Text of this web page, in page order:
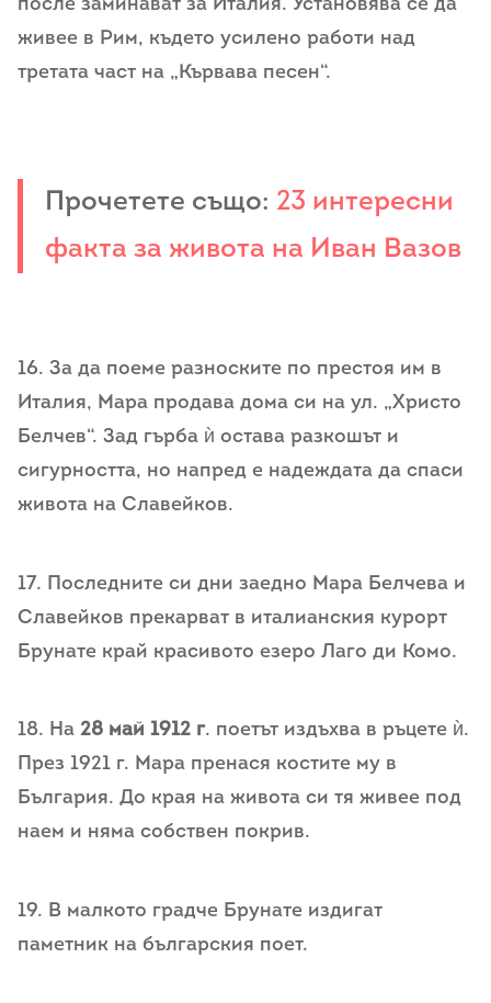
после заминават за Италия. Установява се да
живее в Рим, където усилено работи над
третата част на „Кървава песен“.
Прочетете също: 23 интересни
факта за живота на Иван Вазов
16. За да поеме разноските по престоя им в
Италия, Мара продава дома си на ул. „Христо
Белчев“. Зад гърба ѝ остава разкошът и
сигурността, но напред е надеждата да спаси
живота на Славейков.
17. Последните си дни заедно Мара Белчева и
Славейков прекарват в италианския курорт
Брунате край красивото езеро Лаго ди Комо.
18. На 28 май 1912 г. поетът издъхва в ръцете ѝ.
През 1921 г. Мара пренася костите му в
България. До края на живота си тя живее под
наем и няма собствен покрив.
19. В малкото градче Брунате издигат
паметник на българския поет.